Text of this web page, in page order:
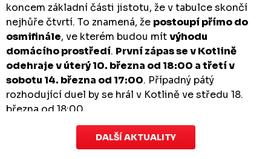
koncem základní části jistotu, že v tabulce skončí
nejhůře čtvrtí. To znamená, že postoupí přímo do
osmifinále, ve kterém budou mítvýhodu
domácího prostředí. První zápas se v Kotlině
odehraje v úterý 10. března od 18:00 a třetí v
sobotu 14. března od 17:00. Případný pátý
rozhodující duel by se hrál v Kotlině ve středu 18.
března od 18:00.
Zápas dorostu je odložen
DALŠÍ AKTUALITY